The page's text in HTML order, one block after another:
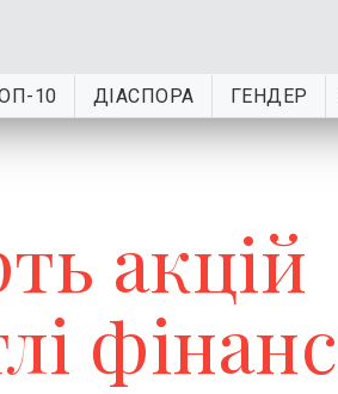
10 ДІАСПОРА ГЕНДЕР
акцій